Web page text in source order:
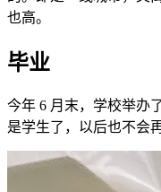
也高。
毕业
今年 6 月末，学校举办
是学生了，以后也不会